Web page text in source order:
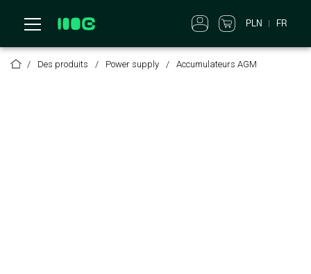
PLN FR
Des produits Power supply Accumulateurs AGM